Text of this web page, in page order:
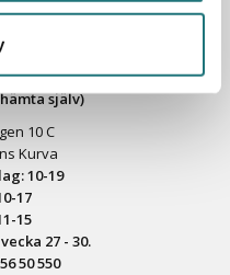
78 22
här
121
själv)
10 C
Kurva
10-19
17
15
27 - 30.
50 550